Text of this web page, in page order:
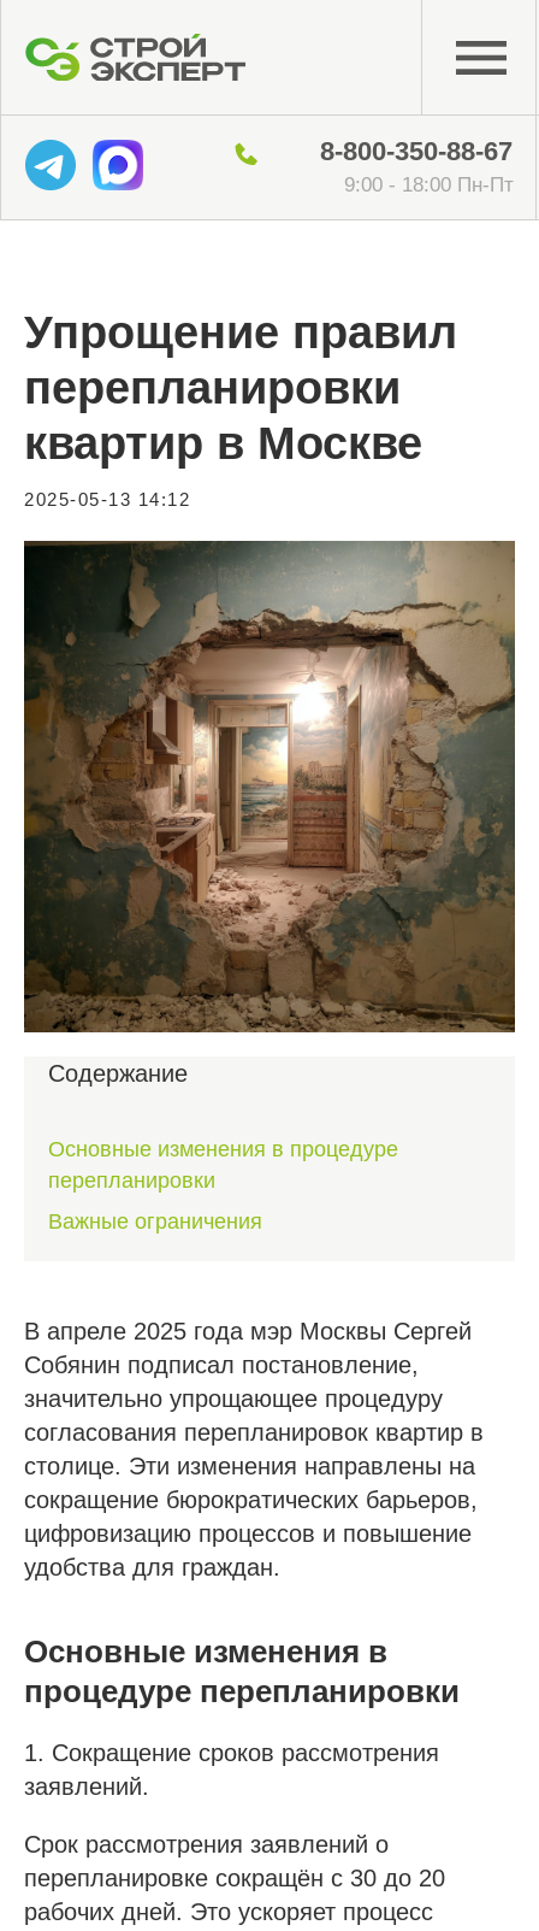
Упрощение правил
перепланировки
квартир в Москве
2025-05-13 14:12
Содержание
Основные изменения в процедуре
перепланировки
Важные ограничения
В апреле 2025 года мэр Москвы Сергей
Собянин подписал постановление,
значительно упрощающее процедуру
согласования перепланировок квартир в
столице. Эти изменения направлены на
сокращение бюрократических барьеров,
цифровизацию процессов и повышение
удобства для граждан.
Основные изменения в
процедуре перепланировки
1. Сокращение сроков рассмотрения
заявлений.
Срок рассмотрения заявлений о
перепланировке сокращён с 30 до 20
рабочих дней. Это ускоряет процесс